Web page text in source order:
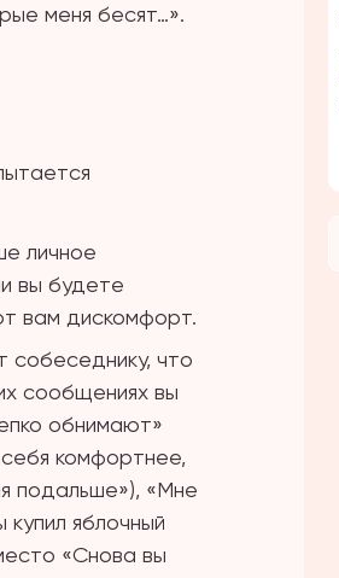
меня бесят…».
личное
вы будете
вам дискомфорт.
собеседнику, что
сообщениях вы
обнимают»
комфортнее,
подальше»), «Мне
яблочный
«Снова вы